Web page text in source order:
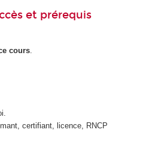
et prérequis
cours.
certifiant, licence, RNCP